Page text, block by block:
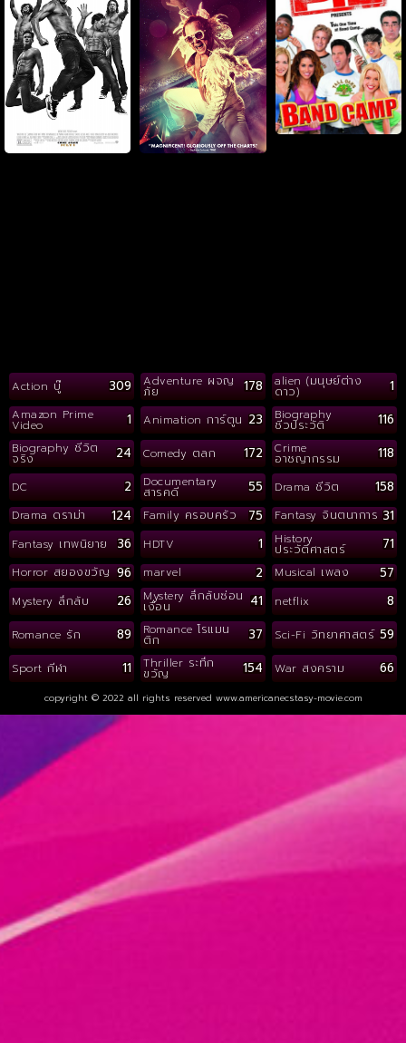
Action บู๊ 309 Adventure ผจญ
ภัย 178 alien (มนุษย์ต่าง
ดาว) 1
Amazon Prime
Video 1 Animation การ์ตูน 23 Biography
ชีวประวัติ 116
Biography ชีวิต
จริง 24 Comedy ตลก 172 Crime
อาชญากรรม 118
DC 2 Documentary
สารคดี 55 Drama ชีวิต 158
Drama ดราม่า 124 Family ครอบครัว 75 Fantasy จินตนาการ 31
Fantasy เทพนิยาย 36 HDTV 1 History
ประวัติศาสตร์ 71
Horror สยองขวัญ 96 marvel 2 Musical เพลง 57
Mystery ลึกลับ 26 Mystery ลึกลับซ่อน
เงื่อน 41 netflix 8
Romance รัก 89 Romance โรแมน
ติก 37 Sci-Fi วิทยาศาสตร์ 59
Sport กีฬา 11 Thriller ระทึก
ขวัญ 154 War สงคราม 66
copyright © 2022 all rights reserved www.americanecstasy-movie.com